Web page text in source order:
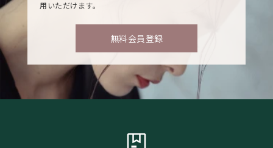
用いただけます。
無料会員登録